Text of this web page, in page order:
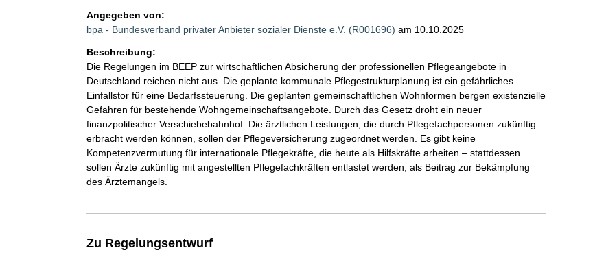
Angegeben von:
bpa - Bundesverband privater Anbieter sozialer Dienste e.V. (R001696) am 10.10.2025
Beschreibung:
Die Regelungen im BEEP zur wirtschaftlichen Absicherung der professionellen Pflegeangebote in
Deutschland reichen nicht aus. Die geplante kommunale Pflegestrukturplanung ist ein gefährliches
Einfallstor für eine Bedarfssteuerung. Die geplanten gemeinschaftlichen Wohnformen bergen existenzielle
Gefahren für bestehende Wohngemeinschaftsangebote. Durch das Gesetz droht ein neuer
finanzpolitischer Verschiebebahnhof: Die ärztlichen Leistungen, die durch Pflegefachpersonen zukünftig
erbracht werden können, sollen der Pflegeversicherung zugeordnet werden. Es gibt keine
Kompetenzvermutung für internationale Pflegekräfte, die heute als Hilfskräfte arbeiten – stattdessen
sollen Ärzte zukünftig mit angestellten Pflegefachkräften entlastet werden, als Beitrag zur Bekämpfung
des Ärztemangels.
Zu Regelungsentwurf